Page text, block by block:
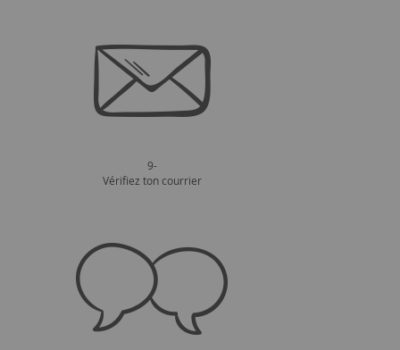
9-
Vérifiez ton courrier